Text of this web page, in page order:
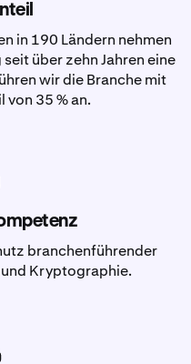
in 190 Ländern nehmen
über zehn Jahren eine
wir die Branche mit
35 % an.
branchenführender
Kryptographie.